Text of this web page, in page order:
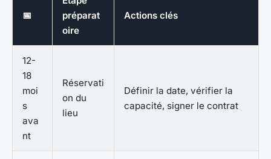
📅
préparat
oire
Actions clés
12-
18
moi
s
ava
nt
Réservati
on du
lieu
Définir la date, vérifier la
capacité, signer le contrat